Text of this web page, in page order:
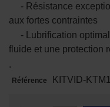
- Résistance
aux fortes contraintes
- Lubrification
fluide et une protection
.
Référence KITVID-